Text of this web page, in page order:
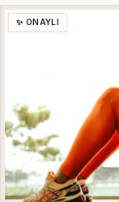
✨ ONAYLI